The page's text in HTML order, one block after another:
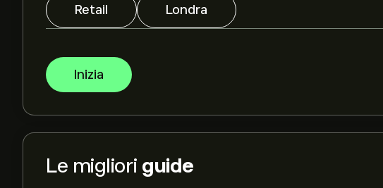
Retail
Londra
Inizia
Le migliori guide